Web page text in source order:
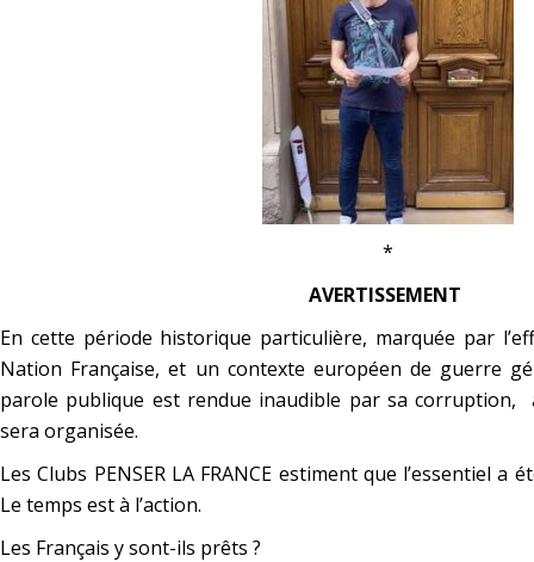
*
AVERTISSEMENT
En cette période historique particulière, marquée par
Nation Française, et un contexte européen de guerre
parole publique est rendue inaudible par sa corruption,
sera organisée.
Les Clubs PENSER LA FRANCE estiment que l’essentiel a
Le temps est à l’action.
Les Français y sont-ils prêts ?